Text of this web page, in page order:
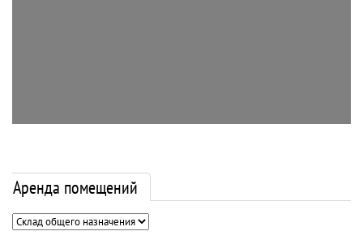
Аренда помещений